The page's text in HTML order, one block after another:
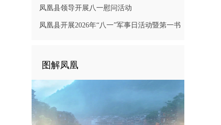
凤凰县领导开展八一慰问活动
凤凰县开展2026年“八一”军事日活动暨第一书
图解凤凰